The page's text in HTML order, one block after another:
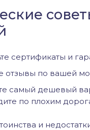
сертификаты и
отзывы по вашей
самый дешевый
по плохим
и